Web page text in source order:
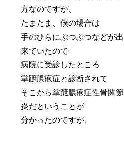
方なのですが、
たまたま、僕の場合は
手のひらにぶつぶつなどが出
来ていたので
病院に受診したところ
掌蹠膿疱症と診断されて
そこから掌蹠膿疱症性骨関節
炎だということが
分かったのですが、